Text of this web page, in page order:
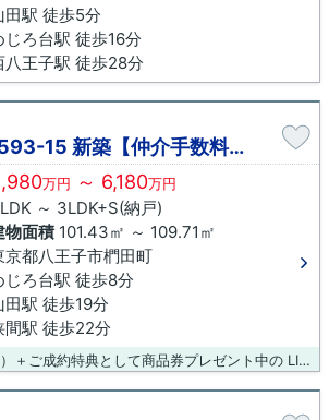
田駅 徒歩5分
じろ台駅 徒歩16分
八王子駅 徒歩28分
八王子市椚田町593-15 新築【仲介手数料無料】
万円 ～ 6,180万円
～ 3LDK+S(納戸)
物面積101.43㎡ ～ 109.71㎡
京都八王子市椚田町
じろ台駅 徒歩8分
田駅 徒歩19分
間駅 徒歩22分
仲介手数料無料（０円）＋ご成約特典として商品券プレゼント中の LIXIL不動産ショップ八王子住まいる不動産にお任せください！